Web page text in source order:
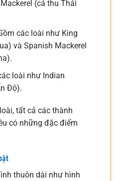
(cá thu Thái
các loài như King
và Spanish Mackerel
loài như Indian
Độ).
tất cả các thành
có những đặc điểm
thuôn dài như hình